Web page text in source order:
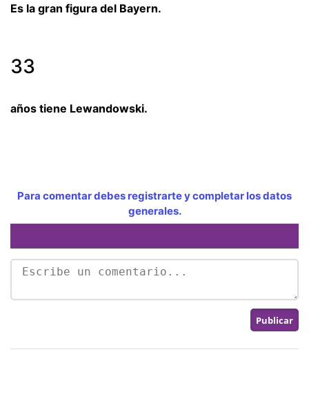
Es la gran figura del Bayern.
33
años tiene Lewandowski.
Para comentar debes registrarte y completar los datos
generales.